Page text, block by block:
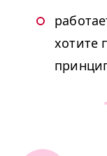
хотите